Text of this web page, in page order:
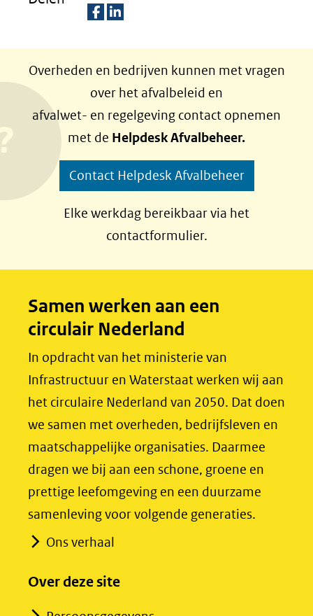
(verwijst
een
andere
website)
l
e
n
o
p
F
b
o
k
(opent
nieuw
naar
een
andere
website)
l
e
n
o
p
L
e
I
n
(opent
nieuw
naar
een
andere
website)
Overheden en bedrijven kunnen met vragen
over het afvalbeleid en
afvalwet- en regelgeving contact opnemen
met de Helpdesk Afvalbeheer.
Contact Helpdesk Afvalbeheer
Elke werkdag bereikbaar via het
contactformulier.
Samen werken aan een
circulair Nederland
In opdracht van het ministerie van
Infrastructuur en Waterstaat werken wij aan
het circulaire Nederland van 2050. Dat doen
we samen met overheden, bedrijfsleven en
maatschappelijke organisaties. Daarmee
dragen we bij aan een schone, groene en
prettige leefomgeving en een duurzame
samenleving voor volgende generaties.
Ons verhaal
Over deze site